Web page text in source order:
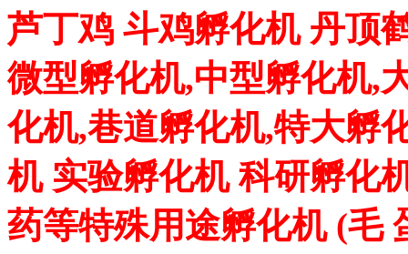
芦丁鸡 斗鸡孵化机 丹顶
微型孵化机,中型孵化机,
化机,巷道孵化机,特大孵
机 实验孵化机 科研孵化
药等特殊用途孵化机 (毛